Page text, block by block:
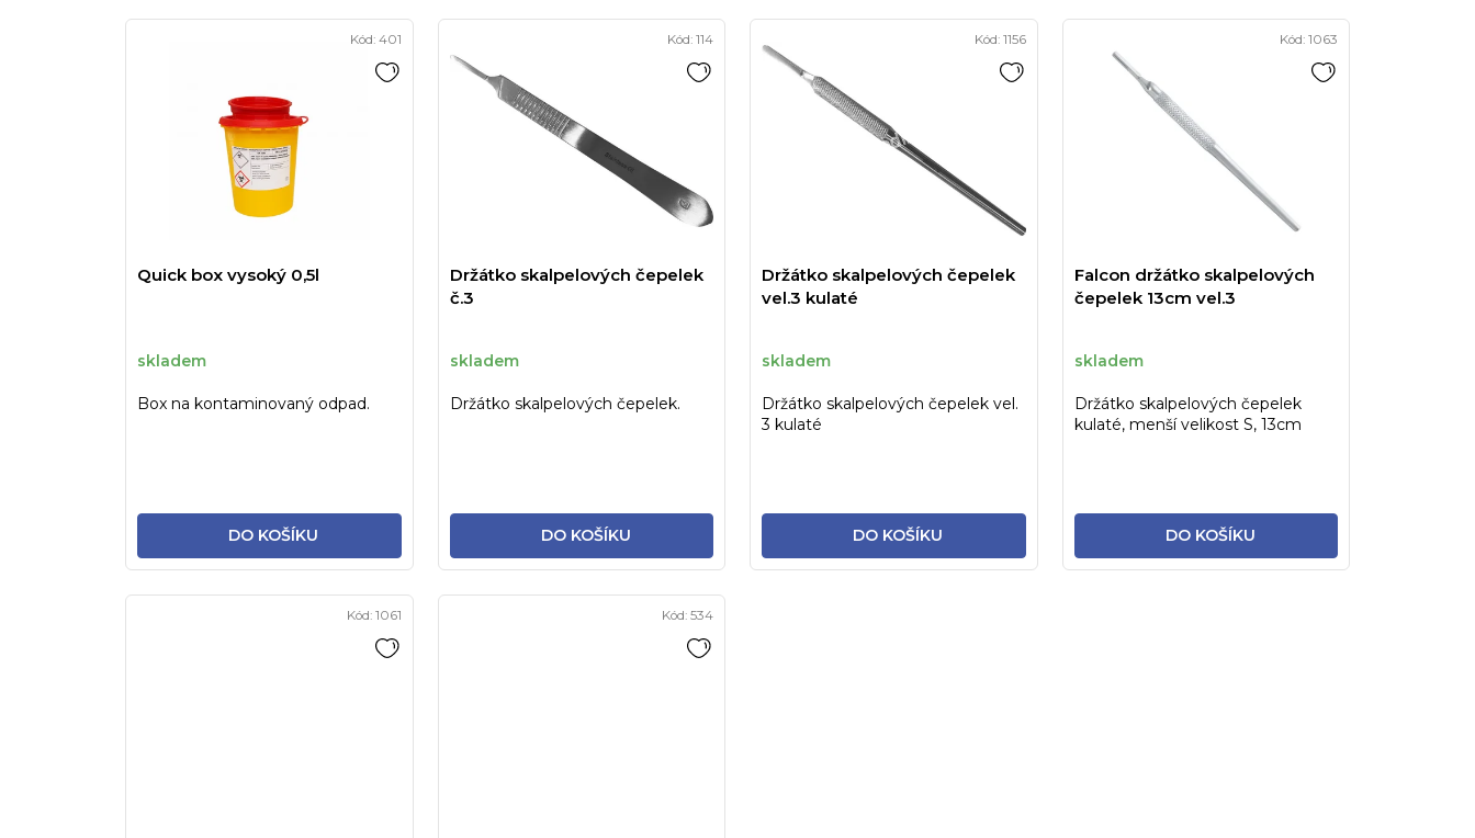
Quick box vysoký 0,5l
skladem
DO KOŠÍKU
Box na kontaminovaný odpad.
Kód: 401
Držátko skalpelových čepelek
č.3
skladem
DO KOŠÍKU
Držátko skalpelových čepelek.
Kód: 114
Držátko skalpelových čepelek
vel.3 kulaté
skladem
DO KOŠÍKU
Držátko skalpelových čepelek vel.
3 kulaté
Kód: 1156
Falcon držátko skalpelových
čepelek 13cm vel.3
skladem
DO KOŠÍKU
Držátko skalpelových čepelek
kulaté, menší velikost S, 13cm
Kód: 1063
Kód: 1061 Kód: 534